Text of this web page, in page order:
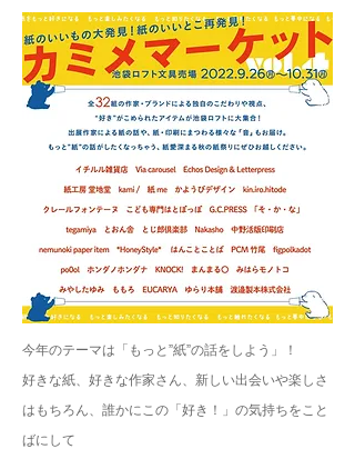
今年のテーマは「もっと”紙”の話をしよう」！
​好きな紙、好きな作家さん、新しい出会いや楽しさ
はもちろん、誰かにこの「好き！」の気持ちをこと
ばにして